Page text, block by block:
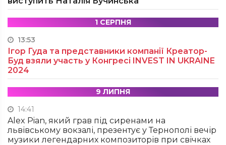
1 СЕРПНЯ
13:53
Ігор Гуда та представники компанії Креатор-
Буд взяли участь у Конгресі INVEST IN UKRAINE
2024
9 ЛИПНЯ
14:41
Alex Pian, який грав під сиренами на
львівському вокзалі, презентує у Тернополі вечір
музики легендарних композиторів при свічках